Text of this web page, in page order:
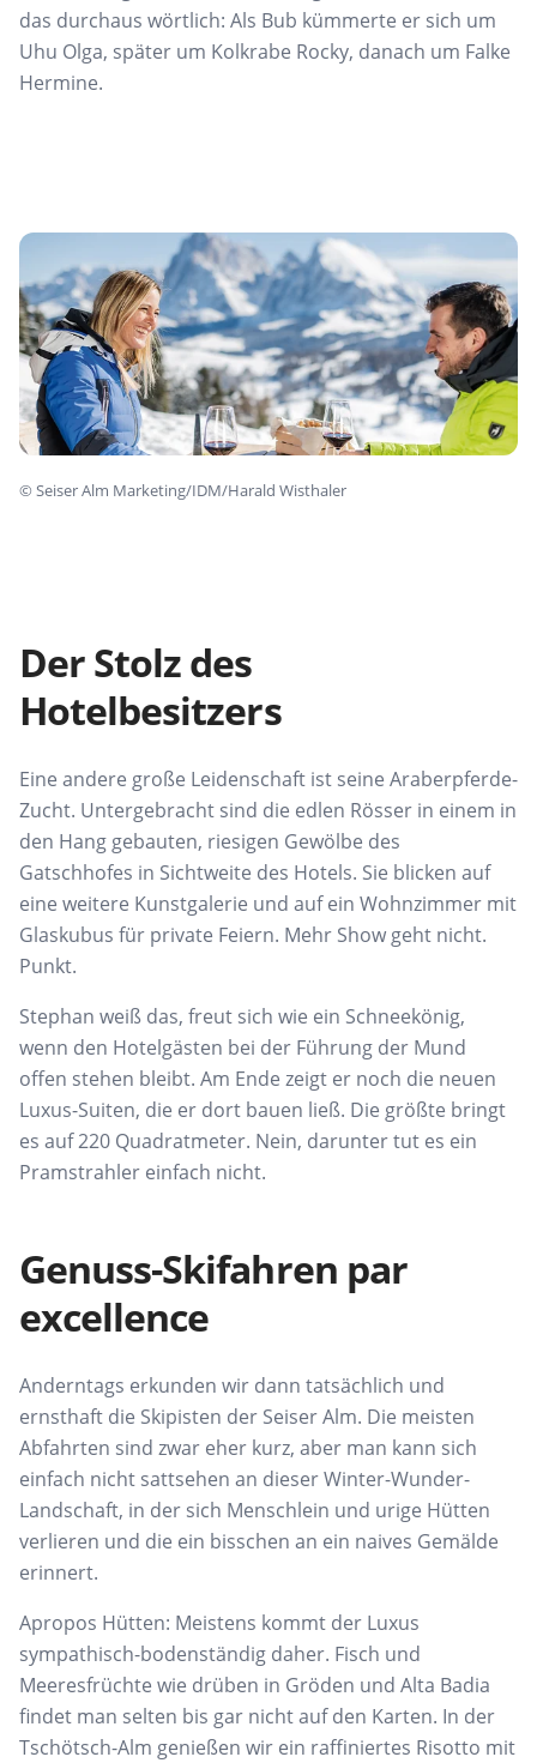
das durchaus wörtlich: Als Bub kümmerte er sich um
Uhu Olga, später um Kolkrabe Rocky, danach um Falke
Hermine.
© Seiser Alm Marketing/IDM/Harald Wisthaler
Der Stolz des
Hotelbesitzers
Eine andere große Leidenschaft ist seine Araberpferde-
Zucht. Untergebracht sind die edlen Rösser in einem in
den Hang gebauten, riesigen Gewölbe des
Gatschhofes in Sichtweite des Hotels. Sie blicken auf
eine weitere Kunstgalerie und auf ein Wohnzimmer mit
Glaskubus für private Feiern. Mehr Show geht nicht.
Punkt.
Stephan weiß das, freut sich wie ein Schneekönig,
wenn den Hotelgästen bei der Führung der Mund
offen stehen bleibt. Am Ende zeigt er noch die neuen
Luxus-Suiten, die er dort bauen ließ. Die größte bringt
es auf 220 Quadratmeter. Nein, darunter tut es ein
Pramstrahler einfach nicht.
Genuss-Skifahren par
excellence
Anderntags erkunden wir dann tatsächlich und
ernsthaft die Skipisten der Seiser Alm. Die meisten
Abfahrten sind zwar eher kurz, aber man kann sich
einfach nicht sattsehen an dieser Winter-Wunder-
Landschaft, in der sich Menschlein und urige Hütten
verlieren und die ein bisschen an ein naives Gemälde
erinnert.
Apropos Hütten: Meistens kommt der Luxus
sympathisch-bodenständig daher. Fisch und
Meeresfrüchte wie drüben in Gröden und Alta Badia
findet man selten bis gar nicht auf den Karten. In der
Tschötsch-Alm genießen wir ein raffiniertes Risotto mit